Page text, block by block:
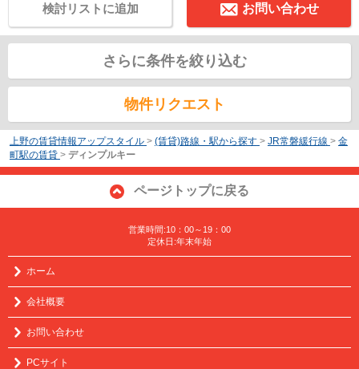
お問い合わせ
検討リストに追加
さらに条件を絞り込む
物件リクエスト
上野の賃貸情報アップスタイル > (賃貸)路線・駅から探す > JR常磐緩行線 > 金
町駅の賃貸 > ディンプルキー
ページトップに戻る
営業時間:10：00～19：00
定休日:年末年始
ホーム
会社概要
お問い合わせ
PCサイト